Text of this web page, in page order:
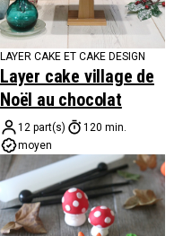
LAYER CAKE ET CAKE DESIGN
Layer cake village de
Noël au chocolat
12 part(s)
120 min.
moyen